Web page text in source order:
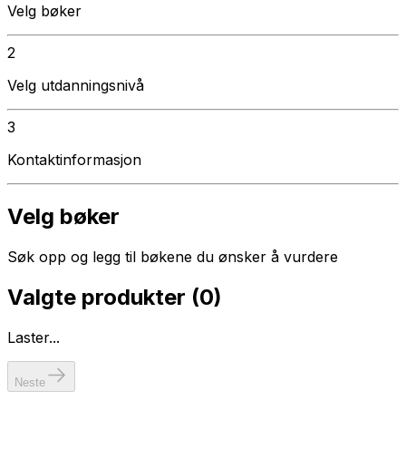
Velg bøker
2
Velg utdanningsnivå
3
Kontaktinformasjon
Velg bøker
Søk opp og legg til bøkene du ønsker å vurdere
Valgte produkter (0)
Laster...
Neste